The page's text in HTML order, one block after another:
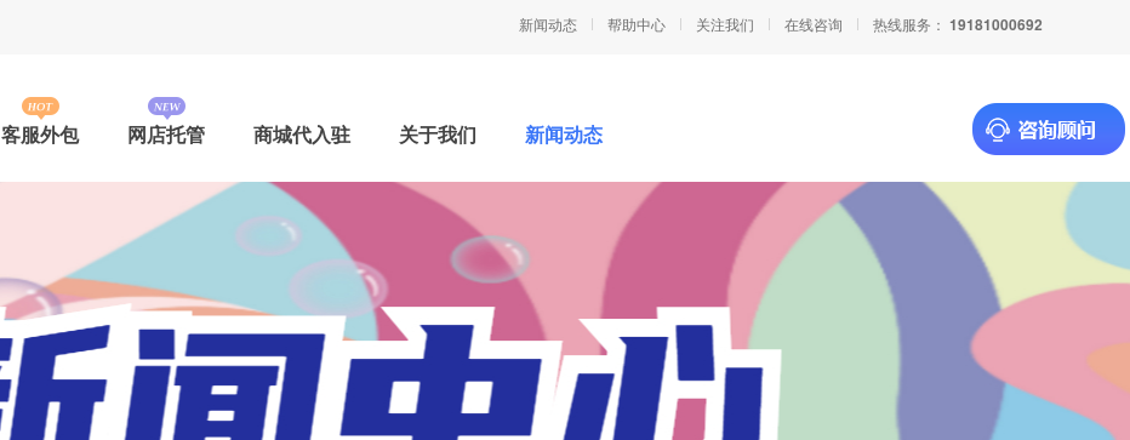
新闻动态 帮助中心 关注我们 在线咨询 热线服务： 19181000692
客服外包 网店托管 商城代入驻 关于我们 新闻动态